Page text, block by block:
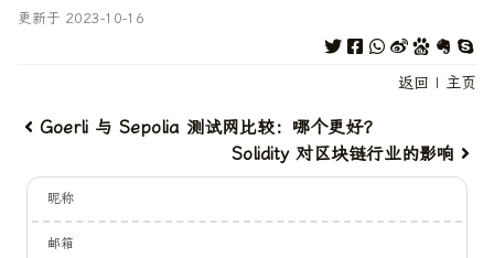
更新于 2023-10-16
返回 | 主页
Goerli 与 Sepolia 测试网比较：哪个更好？
Solidity 对区块链行业的影响
昵称
邮箱